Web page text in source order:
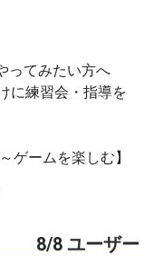
ってみたい方へ
ゲームを楽しむ】
き、ゲームを楽し
8/8 ユーザー